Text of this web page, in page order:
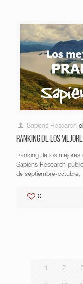
Sapiens Research el
Ranking de los
Ranking de los mejores
Sapiens Research
de septiembre-octubre,
0
1 2